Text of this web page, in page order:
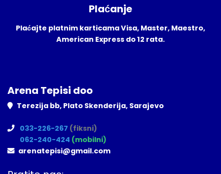
Plaćanje
Plaćajte platnim karticama Visa, Master, Maestro,
American Express do 12 rata.
Arena Tepisi doo
Terezija bb, Plato Skenderija, Sarajevo
033-226-267 (fiksni)
062-240-424 (mobilni)
arenatepisi@gmail.com